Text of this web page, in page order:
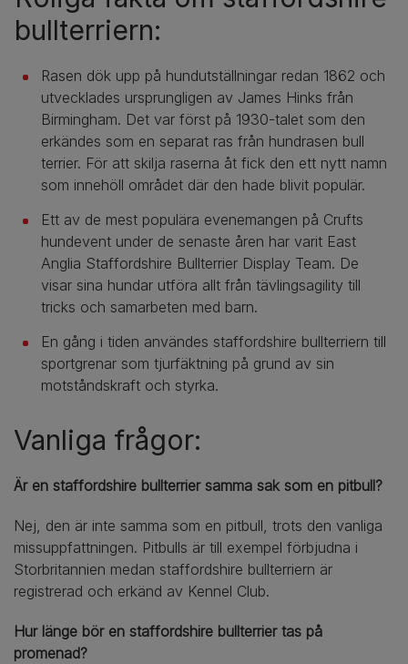
bullterriern:
Rasen dök upp på hundutställningar redan 1862 och
utvecklades ursprungligen av James Hinks från
Birmingham. Det var först på 1930-talet som den
erkändes som en separat ras från hundrasen bull
terrier. För att skilja raserna åt fick den ett nytt namn
som innehöll området där den hade blivit populär.
Ett av de mest populära evenemangen på Crufts
hundevent under de senaste åren har varit East
Anglia Staffordshire Bullterrier Display Team. De
visar sina hundar utföra allt från tävlingsagility till
tricks och samarbeten med barn.
En gång i tiden användes staffordshire bullterriern till
sportgrenar som tjurfäktning på grund av sin
motståndskraft och styrka.
Vanliga frågor:
Är en staffordshire bullterrier samma sak som en pitbull?
Nej, den är inte samma som en pitbull, trots den vanliga
missuppfattningen. Pitbulls är till exempel förbjudna i
Storbritannien medan staffordshire bullterriern är
registrerad och erkänd av Kennel Club.
Hur länge bör en staffordshire bullterrier tas på
promenad?